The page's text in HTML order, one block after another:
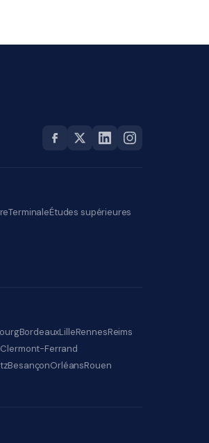
TerminaleÉtudes supérieures
BordeauxLilleRennesReims
Clermont-Ferrand
BesançonOrléansRouen